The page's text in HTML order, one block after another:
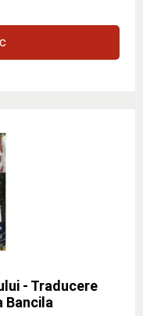
- Traducere
Bancila